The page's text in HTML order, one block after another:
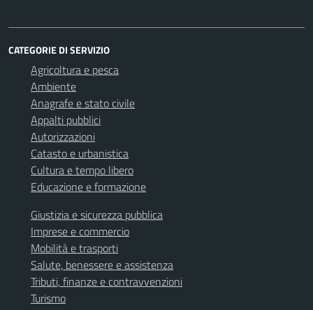
CATEGORIE DI SERVIZIO
Agricoltura e pesca
Ambiente
Anagrafe e stato civile
Appalti pubblici
Autorizzazioni
Catasto e urbanistica
Cultura e tempo libero
Educazione e formazione
Giustizia e sicurezza pubblica
Imprese e commercio
Mobilità e trasporti
Salute, benessere e assistenza
Tributi, finanze e contravvenzioni
Turismo